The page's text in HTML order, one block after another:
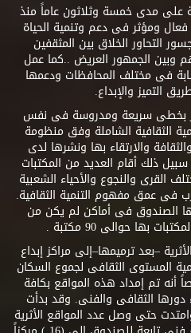
على مدى خمسة وثلاثون عاماً منذ
يقوم بدور فعال ومؤثر فى دعم وتنمية الحياة
التحاور الخلاق بين المثقفين
وبين الجمهور العريض ..كما عمل
فى مختلف المحافظات ودعمها
التميز والإبداع.
بخطى سريعة ومدروسة فى نفس
الثقافية الشاملة وفق منظومة
والارتقاء بها ونشرها لدى
ذلك أقام العديد من المكتبات
القرى والنجوع والأحياء الشعبية
فى عمق مفهوم التنمية الثقافية.
الصندوق فى أماكن لم يكن من
بها حوالى 90 مكتبة .
–بعد ترميمها–إلى مراكز إبداع
المستوى الثقافى لجموع السكان
أنه تم إمداد هذه المواقع بكافة
دورها الثقافى والفنى. وقد بدأت
الهراوى وامتدت حتى وصل عدد المواقع الأثرية